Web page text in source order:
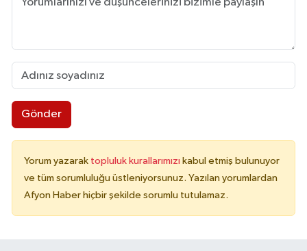
Gönder
Yorum yazarak topluluk kurallarımızı kabul etmiş bulunuyor
ve tüm sorumluluğu üstleniyorsunuz. Yazılan yorumlardan
Afyon Haber hiçbir şekilde sorumlu tutulamaz.